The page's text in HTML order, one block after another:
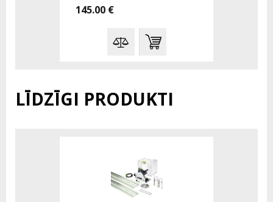
145.00 €
LĪDZĪGI PRODUKTI